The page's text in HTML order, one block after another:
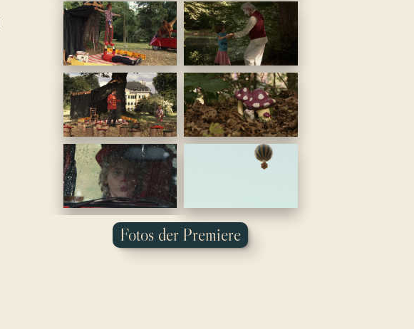
Fotos der Premiere